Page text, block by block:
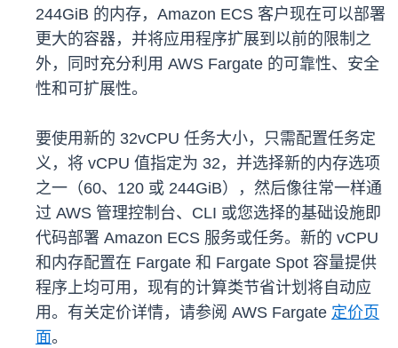
244GiB 的内存，Amazon ECS 客户现在可以部署
更大的容器，并将应用程序扩展到以前的限制之
外，同时充分利用 AWS Fargate 的可靠性、安全
性和可扩展性。
要使用新的 32vCPU 任务大小，只需配置任务定
义，将 vCPU 值指定为 32，并选择新的内存选项
之一（60、120 或 244GiB），然后像往常一样通
过 AWS 管理控制台、CLI 或您选择的基础设施即
代码部署 Amazon ECS 服务或任务。新的 vCPU
和内存配置在 Fargate 和 Fargate Spot 容量提供
程序上均可用，现有的计算类节省计划将自动应
用。有关定价详情，请参阅 AWS Fargate 定价页
面。